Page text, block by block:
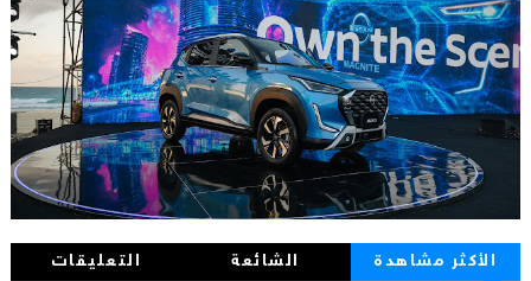
الأكثر مشاهدة الشائعة التعليقات